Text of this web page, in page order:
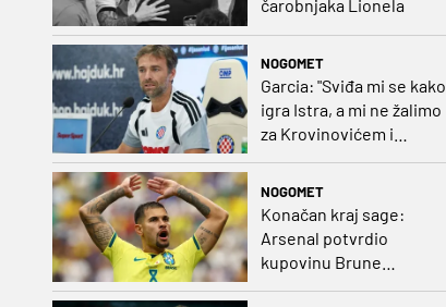
čarobnjaka Lionela
NOGOMET
Garcia: "Sviđa mi se kako
igra Istra, a mi ne žalimo
za Krovinovićem i
Guillamonom. Selahi?
NOGOMET
Konačan kraj sage:
Arsenal potvrdio
kupovinu Brune